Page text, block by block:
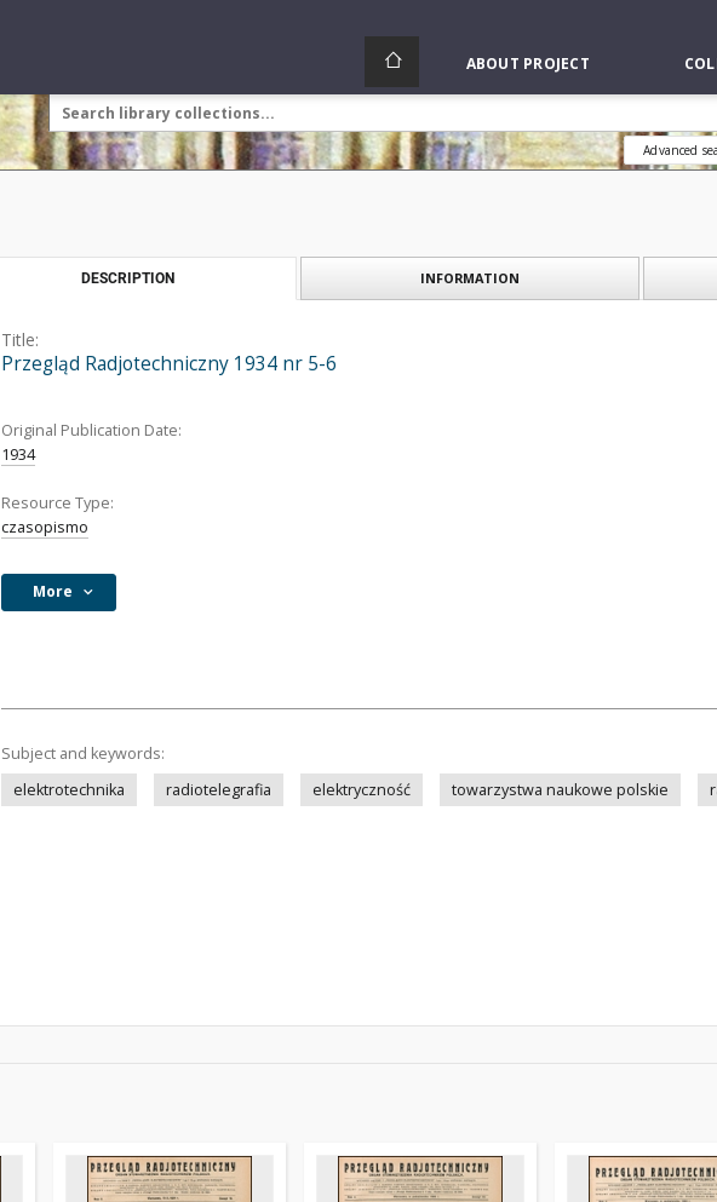
ABOUT PROJECT
Advanced
DESCRIPTION INFORMATION
Title:
Przegląd Radjotechniczny 1934 nr 5-6
Original Publication Date:
1934
Resource Type:
czasopismo
More
Subject and keywords:
elektrotechnika
radiotelegrafia elektryczność towarzystwa naukowe polskie